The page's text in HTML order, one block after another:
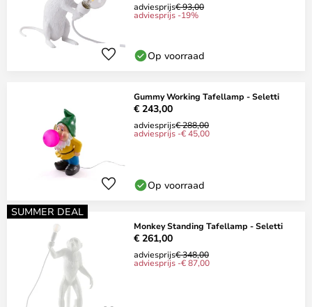
adviesprijs€ 93,00
adviesprijs -19%
Op voorraad
Gummy Working Tafellamp - Seletti
€ 243,00
adviesprijs€ 288,00
adviesprijs -€ 45,00
Op voorraad
SUMMER DEAL
Monkey Standing Tafellamp - Seletti
€ 261,00
adviesprijs€ 348,00
adviesprijs -€ 87,00